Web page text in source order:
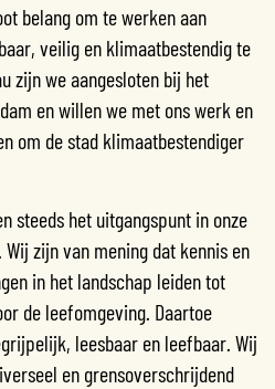
belang om te werken aan
veilig en klimaatbestendig te
zijn we aangesloten bij het
en willen we met ons werk en
om de stad klimaatbestendiger
steeds het uitgangspunt in onze
zijn van mening dat kennis en
in het landschap leiden tot
de leefomgeving. Daartoe
leesbaar en leefbaar. Wij
en grensoverschrijdend